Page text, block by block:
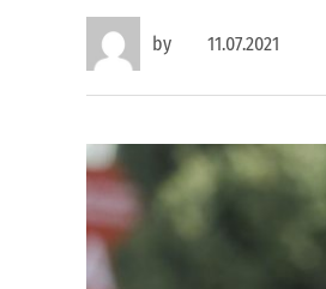
by 11.07.2021